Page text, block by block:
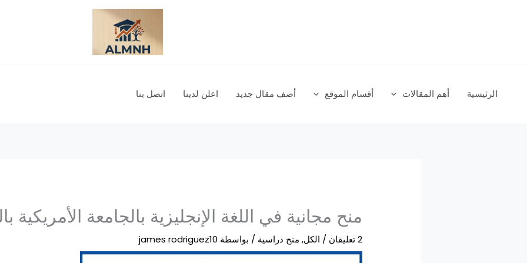
الرئيسية أهم المقالات أقسام الموقع أضف مقال جديد اعلن لدينا اتصل بنا
منح مجانية في اللغة الإنجليزية بالجامعة الأمريكية
2 تعليقان / الكل, منح دراسية / بواسطة james rodriguez10